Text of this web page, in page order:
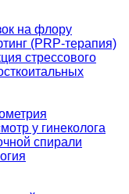
на флору
(PRP-терапия)
стрессового
у гинеколога
спирали